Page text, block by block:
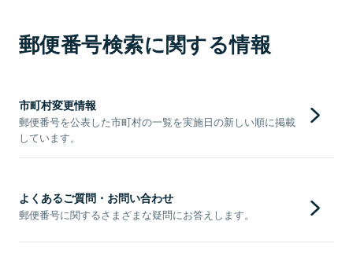
郵便番号検索に関する情報
市町村変更情報
郵便番号を公表した市町村の一覧を実施日の新しい順に掲載
しています。
よくあるご質問・お問い合わせ
郵便番号に関するさまざまな疑問にお答えします。